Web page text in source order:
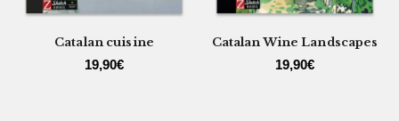
Catalan cuisine
19,90€
Catalan Wine Landscapes
19,90€